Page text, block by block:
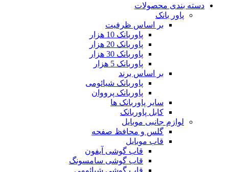
دسته بندی محصولات
پاور بانک
بر اساس ظرفیت
پاوربانک 10 هزار
پاوربانک 20 هزار
پاوربانک 30 هزار
پاوربانک 5 هزار
بر اساس برند
پاوربانک شیائومی
پاوربانک پرووان
سایر پاوربانک ها
کابل پاوربانک
لوازم جانبی موبایل
گلس و محافظ صفحه
قاب موبایل
قاب گوشی آیفون
قاب گوشی سامسونگ
قاب گوشی شیائومی